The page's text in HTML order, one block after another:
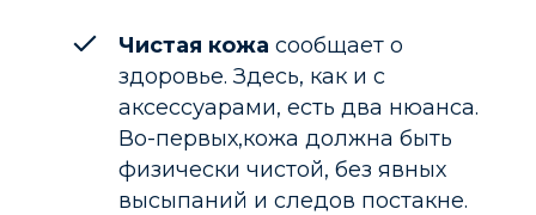
Чистая кожа сообщает о
здоровье. Здесь, как и с
аксессуарами, есть два нюанса.
Во-первых,кожа должна быть
физически чистой, без явных
высыпаний и следов постакне.